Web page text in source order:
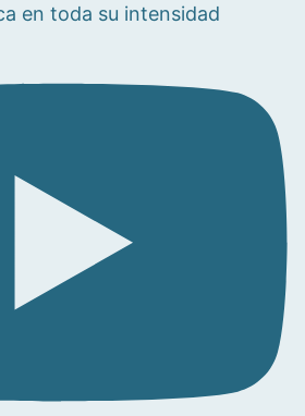
en toda su intensidad